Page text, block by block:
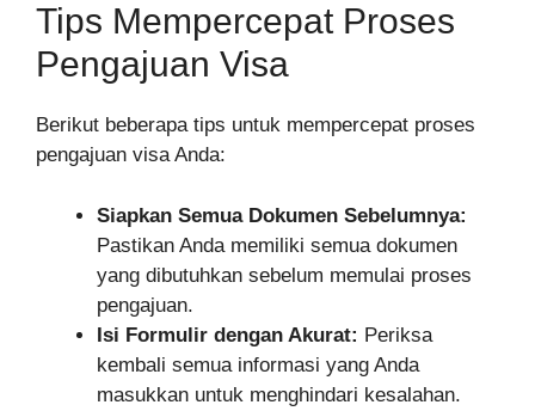
Tips Mempercepat Proses
Pengajuan Visa
Berikut beberapa tips untuk mempercepat proses
pengajuan visa Anda:
Siapkan Semua Dokumen Sebelumnya:
Pastikan Anda memiliki semua dokumen
yang dibutuhkan sebelum memulai proses
pengajuan.
Isi Formulir dengan Akurat: Periksa
kembali semua informasi yang Anda
masukkan untuk menghindari kesalahan.